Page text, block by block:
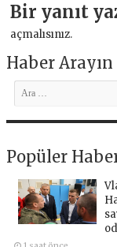
Bir yanıt
açmalısınız.
Haber Arayın
Popüler